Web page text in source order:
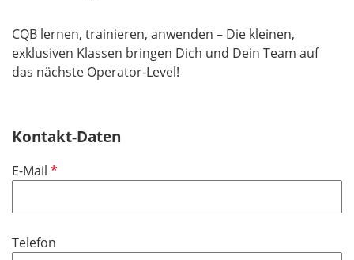
CQB lernen, trainieren, anwenden – Die kleinen,
exklusiven Klassen bringen Dich und Dein Team auf
das nächste Operator-Level!
Kontakt-Daten
E-Mail P
c
Telefon